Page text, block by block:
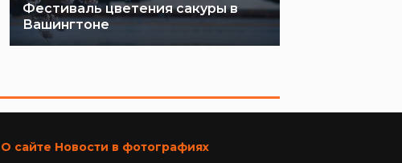
Фестиваль цветения сакуры в
Вашингтоне
О сайте Новости в фотографиях